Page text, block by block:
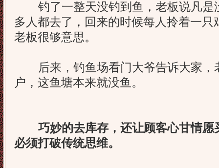
钓了一整天没钓到鱼，老板说凡是
多人都去了，回来的时候每人拎着一
老板很够意思。
后来，钓鱼场看门大爷告诉大家，
户，这鱼塘本来就没鱼。
巧妙的去库存，还让顾客心甘情愿
必须打破传统思维。